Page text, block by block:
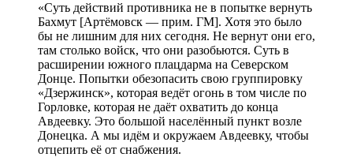
«Суть действий противника не в попытке вернуть
Бахмут [Артёмовск — прим. ГМ]. Хотя это было
бы не лишним для них сегодня. Не вернут они его,
там столько войск, что они разобьются. Суть в
расширении южного плацдарма на Северском
Донце. Попытки обезопасить свою группировку
«Дзержинск», которая ведёт огонь в том числе по
Горловке, которая не даёт охватить до конца
Авдеевку. Это большой населённый пункт возле
Донецка. А мы идём и окружаем Авдеевку, чтобы
отцепить её от снабжения.